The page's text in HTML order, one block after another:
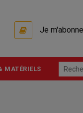
Je m'abonne
MATÉRIELS